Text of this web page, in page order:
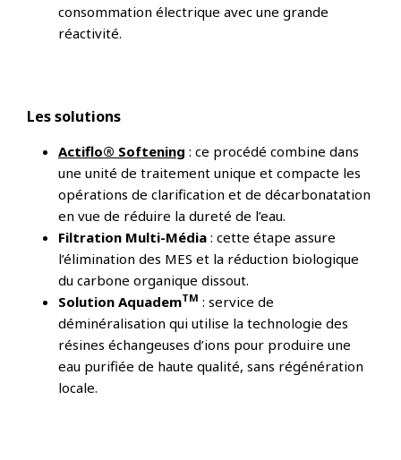
consommation électrique avec une grande
réactivité.
Les solutions
Actiflo® Softening : ce procédé combine dans
une unité de traitement unique et compacte les
opérations de clarification et de décarbonatation
en vue de réduire la dureté de l’eau.
Filtration Multi-Média : cette étape assure
l’élimination des MES et la réduction biologique
du carbone organique dissout.
Solution AquademTM : service de
déminéralisation qui utilise la technologie des
résines échangeuses d’ions pour produire une
eau purifiée de haute qualité, sans régénération
locale.